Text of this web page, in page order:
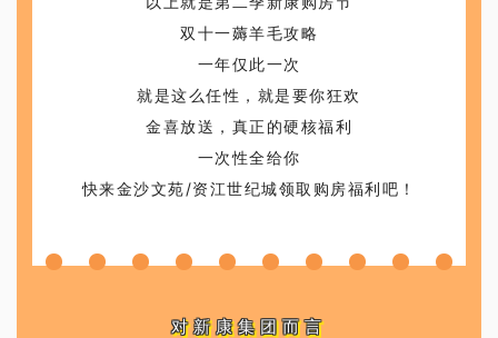
双十一薅羊毛攻略
一年仅此一次
就是这么任性，就是要你狂欢
金喜放送，真正的硬核福利
一次性全给你
快来金沙文苑/资江世纪城领取购房福利吧！
对新康集团而言